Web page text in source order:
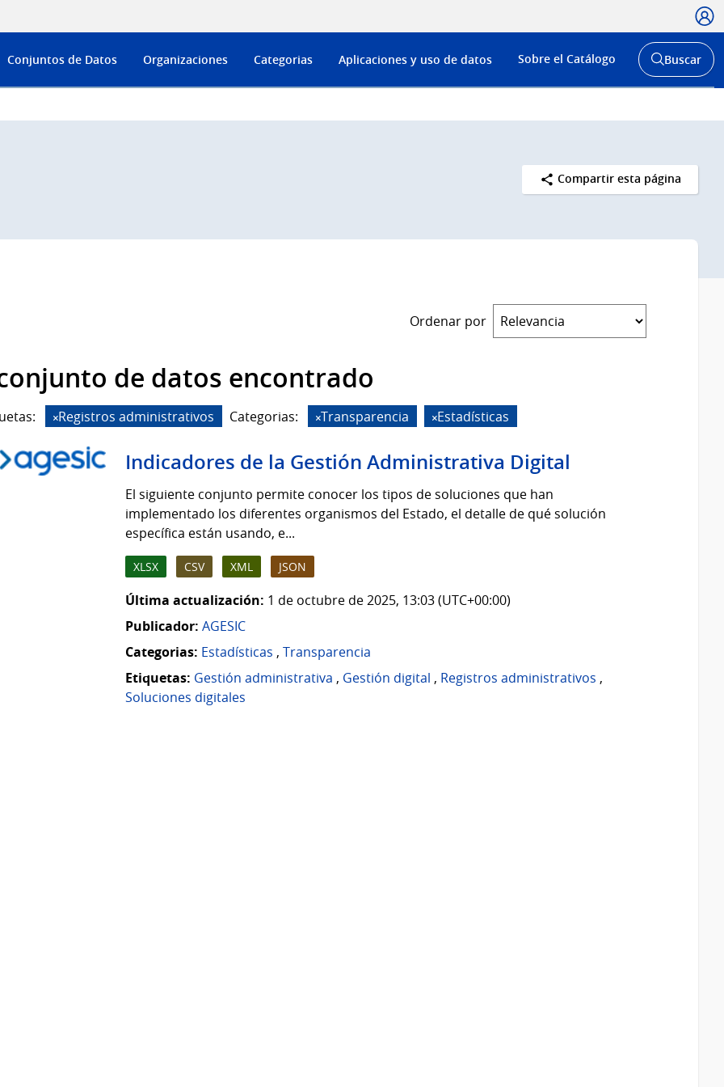
Menú
de
Conjuntos de Datos Organizaciones Categorias Aplicaciones y uso de datos Sobre el Catálogo
Abrir
buscador
Buscar
Compartir esta página
Ordenar por
de datos encontrado
Registros administrativos Categorias: Transparencia Estadísticas
Indicadores de la Gestión Administrativa Digital
El siguiente conjunto permite conocer los tipos de soluciones que han
implementado los diferentes organismos del Estado, el detalle de qué solución
específica están usando, e...
XLSX CSV XML JSON
Última actualización: 1 de octubre de 2025, 13:03 (UTC+00:00)
Publicador: AGESIC
Categorias: Estadísticas , Transparencia
Etiquetas: Gestión administrativa , Gestión digital , Registros administrativos ,
Soluciones digitales